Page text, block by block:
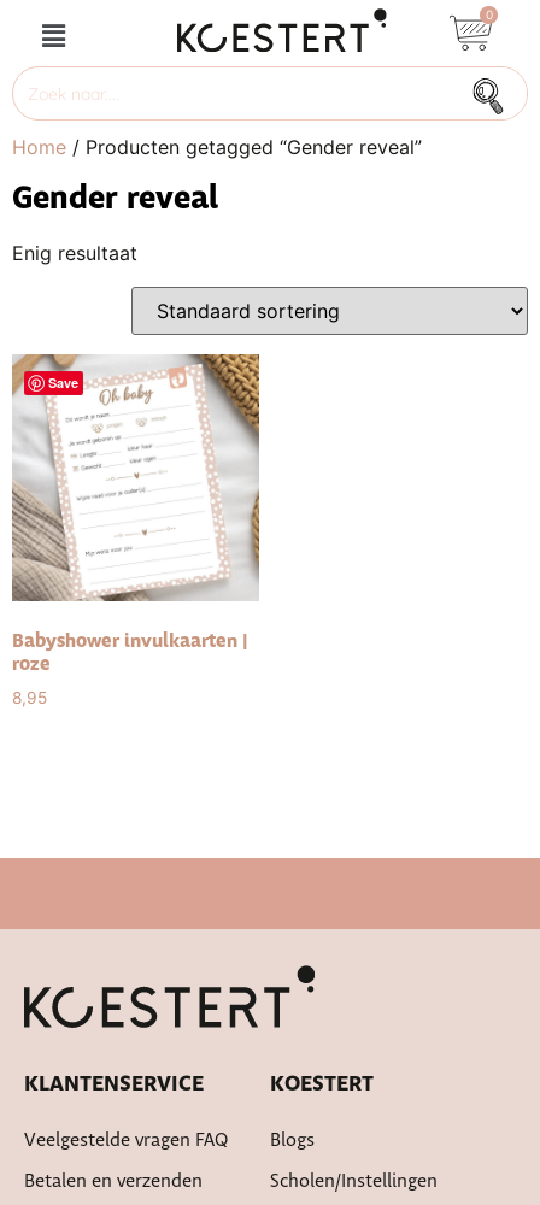
0
Home / Producten getagged “Gender reveal”
Gender reveal
Enig resultaat
Save
Babyshower invulkaarten |
roze
8,95
KLANTENSERVICE
Veelgestelde vragen FAQ
Betalen en verzenden
KOESTERT
Blogs
Scholen/instellingen